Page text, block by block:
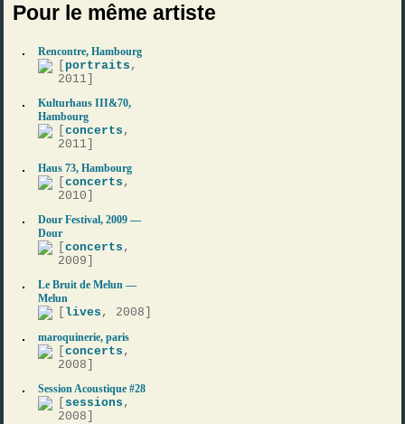
Pour le même artiste
Rencontre, Hambourg
portraits ,
2011]
Kulturhaus III&70,
Hambourg
[concerts ,
2011]
Haus 73, Hambourg
[concerts ,
2010]
Dour Festival, 2009 —
Dour
[concerts ,
2009]
Le Bruit de Melun —
Melun
lives , 2008]
maroquinerie, paris
[concerts ,
2008]
Session Acoustique #28
sessions ,
2008]